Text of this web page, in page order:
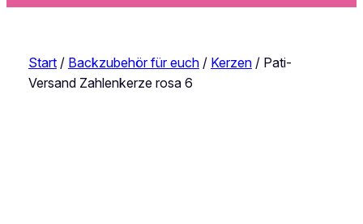
Start/ Backzubehör für euch/ Kerzen/ Pati-
Versand Zahlenkerze rosa 6